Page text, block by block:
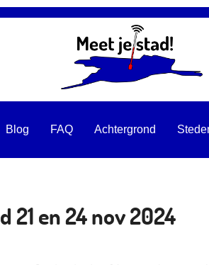
Blog FAQ Achtergrond
en 24 nov 2024